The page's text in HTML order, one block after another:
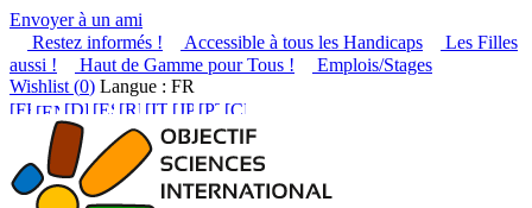
Envoyer à un ami
Restez informés !
Accessible à tous les Handicaps
Les Filles
aussi !
Haut de Gamme pour Tous !
Emplois/Stages
Wishlist (0) Langue : FR